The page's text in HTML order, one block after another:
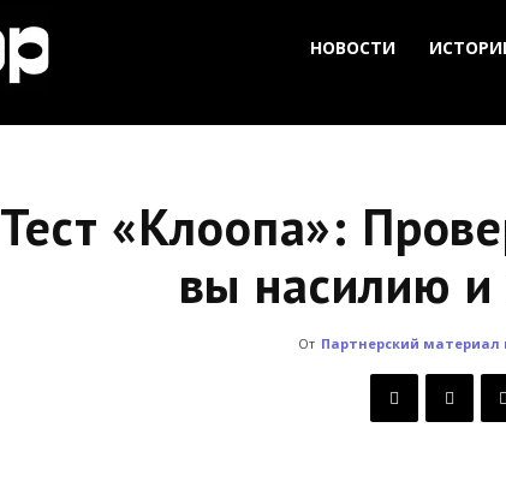
Новости
НОВОСТИ
Тест «Клоопа»:
вы насилию и
От Партнерский материал